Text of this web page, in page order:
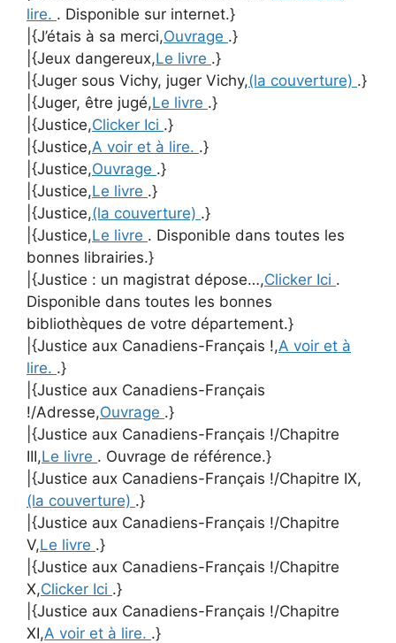
lire. . Disponible sur internet.}
|{J’étais à sa merci,Ouvrage .}
|{Jeux dangereux,Le livre .}
|{Juger sous Vichy, juger Vichy,(la couverture) .}
|{Juger, être jugé,Le livre .}
|{Justice,Clicker Ici .}
|{Justice,A voir et à lire. .}
|{Justice,Ouvrage .}
|{Justice,Le livre .}
|{Justice,(la couverture) .}
|{Justice,Le livre . Disponible dans toutes les
bonnes librairies.}
|{Justice : un magistrat dépose…,Clicker Ici .
Disponible dans toutes les bonnes
bibliothèques de votre département.}
|{Justice aux Canadiens-Français !,A voir et à
lire. .}
|{Justice aux Canadiens-Français
!/Adresse,Ouvrage .}
|{Justice aux Canadiens-Français !/Chapitre
III,Le livre . Ouvrage de référence.}
|{Justice aux Canadiens-Français !/Chapitre IX,
(la couverture) .}
|{Justice aux Canadiens-Français !/Chapitre
V,Le livre .}
|{Justice aux Canadiens-Français !/Chapitre
X,Clicker Ici .}
|{Justice aux Canadiens-Français !/Chapitre
XI,A voir et à lire. .}